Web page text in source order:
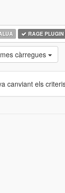
RAGE
càrregues
canviant els